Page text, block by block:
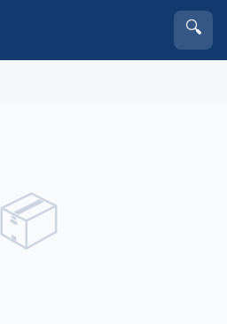
🔍
📦